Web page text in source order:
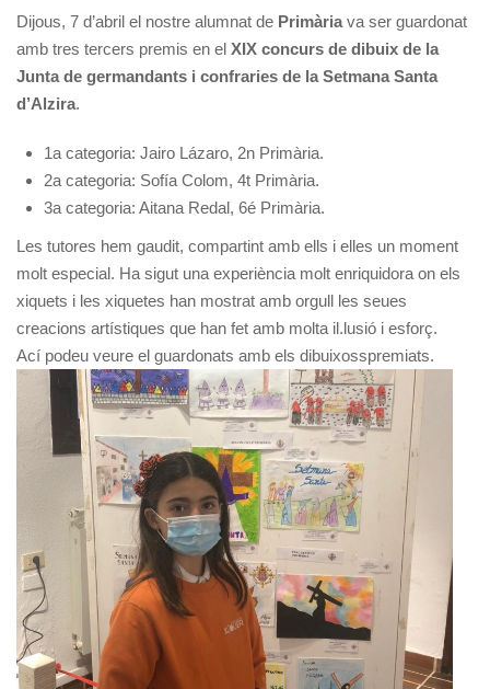
Dijous, 7 d’abril el nostre alumnat de Primària va ser guardonat
amb tres tercers premis en el XIX concurs de dibuix de la
Junta de germandants i confraries de la Setmana Santa
d’Alzira.
1a categoria: Jairo Lázaro, 2n Primària.
2a categoria: Sofía Colom, 4t Primària.
3a categoria: Aitana Redal, 6é Primària.
Les tutores hem gaudit, compartint amb ells i elles un moment
molt especial. Ha sigut una experiència molt enriquidora on els
xiquets i les xiquetes han mostrat amb orgull les seues
creacions artístiques que han fet amb molta il.lusió i esforç.
Ací podeu veure el guardonats amb els dibuixosspremiats.